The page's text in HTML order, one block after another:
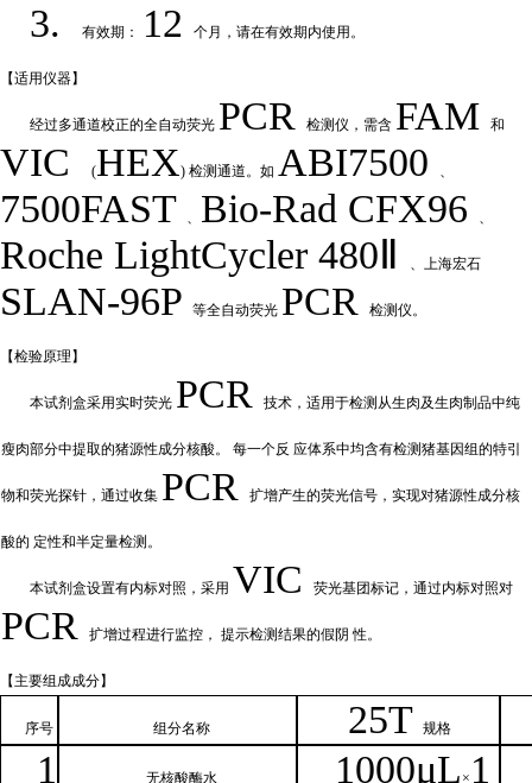
3. 有效期： 12 个月，请在有效期内使用 。
【适用仪器】
经过多通道校正的全自动荧光 PCR 检测仪，需含 FAM 和
VIC(HEX) 检测通道。如ABI7500 、
7500FAST 、 Bio-Rad CFX96 、
Roche LightCycler 480Ⅱ 、上海宏石
SLAN-96P等全自动荧光 PCR检测仪。
【检验原理】
本试剂盒采用实时荧光 PCR 技术，适用于检测从生肉及生肉制品中纯
瘦肉部分中提取的猪源性成分核酸。 每一个反 应体系中均含有检测猪基因组的特引
物和荧光探针，通过收集 PCR 扩增产生的荧光信号，实现对猪源性成分核
酸的 定性和半定量检测。
本试剂盒设置有内标对照，采用 VIC 荧光基团标记，通过内标对照对
PCR 扩增过程进行监控， 提示检测结果的假阴 性。
【主要组 成成分】
序号 组分名称 25T 规格
1 无核酸酶水 1000μL × 1